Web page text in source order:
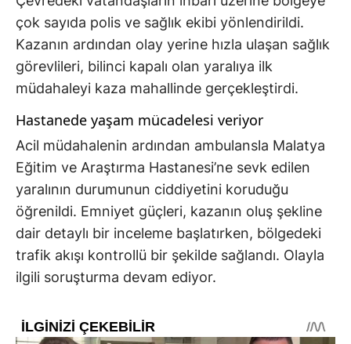
çok sayıda polis ve sağlık ekibi yönlendirildi.
Kazanın ardından olay yerine hızla ulaşan sağlık
görevlileri, bilinci kapalı olan yaralıya ilk
müdahaleyi kaza mahallinde gerçekleştirdi.
Hastanede yaşam mücadelesi veriyor
Acil müdahalenin ardından ambulansla Malatya
Eğitim ve Araştırma Hastanesi’ne sevk edilen
yaralının durumunun ciddiyetini koruduğu
öğrenildi. Emniyet güçleri, kazanın oluş şekline
dair detaylı bir inceleme başlatırken, bölgedeki
trafik akışı kontrollü bir şekilde sağlandı. Olayla
ilgili soruşturma devam ediyor.